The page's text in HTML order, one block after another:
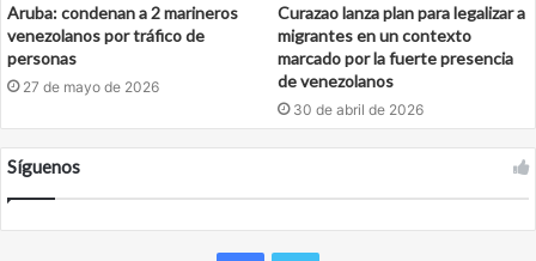
Aruba: condenan a 2 marineros
venezolanos por tráfico de
personas
27 de mayo de 2026
Curazao lanza plan para legalizar a
migrantes en un contexto
marcado por la fuerte presencia
de venezolanos
30 de abril de 2026
Síguenos